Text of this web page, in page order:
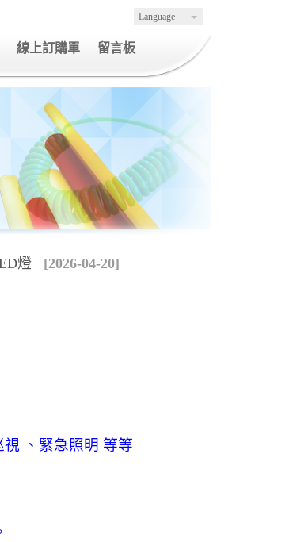
Language
線上訂購單 留言板
燈 [2026-04-20]
視 、緊急照明 等等